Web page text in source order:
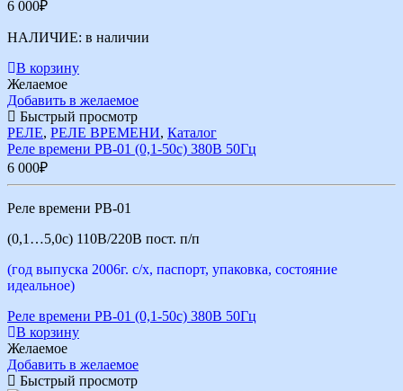
6 000₽
НАЛИЧИЕ: в наличии
В корзину
Желаемое
Добавить в желаемое
Быстрый просмотр
РЕЛЕ, РЕЛЕ ВРЕМЕНИ, Каталог
Реле времени РВ-01 (0,1-50с) 380В 50Гц
6 000₽
Реле времени РВ-01
(0,1…5,0с) 110В/220В пост. п/п
(год выпуска 2006г. с/х, паспорт, упаковка, состояние
идеальное)
Реле времени РВ-01 (0,1-50с) 380В 50Гц
В корзину
Желаемое
Добавить в желаемое
Быстрый просмотр